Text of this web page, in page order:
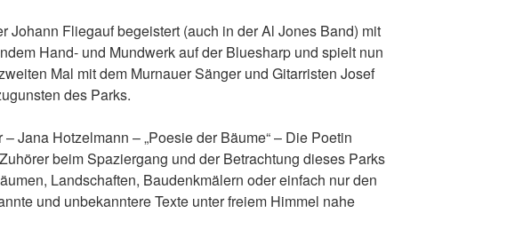
Johann Fliegauf begeistert (auch in der Al Jones Band) mit
Hand- und Mundwerk auf der Bluesharp und spielt nun
Mal mit dem Murnauer Sänger und Gitarristen Josef
des Parks.
– Jana Hotzelmann – „Poesie der Bäume“ – Die Poetin
beim Spaziergang und der Betrachtung dieses Parks
Landschaften, Baudenkmälern oder einfach nur den
und unbekanntere Texte unter freiem Himmel nahe